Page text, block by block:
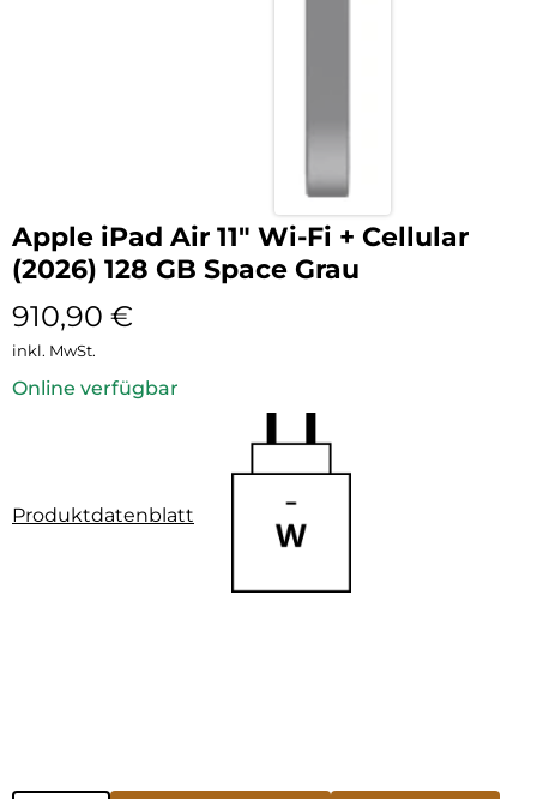
Apple iPad Air 11″ Wi-Fi + Cellular
(2026) 128 GB Space Grau
910,90 €
inkl. MwSt.
Online verfügbar
Produktdatenblatt